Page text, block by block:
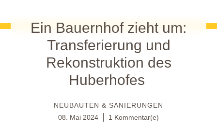
Ein Bauernhof zieht um:
Transferierung und
Rekonstruktion des
Huberhofes
NEUBAUTEN & SANIERUNGEN
08. Mai 2024
1 Kommentar(e)